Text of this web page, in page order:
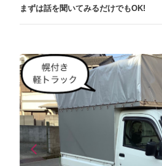
まずは話を聞いてみるだけでもOK!
arrow_back_iosPrevious